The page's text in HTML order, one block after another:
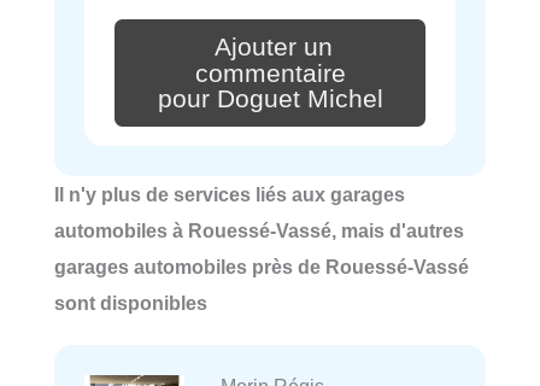
Ajouter un
commentaire
pour Doguet Michel
Il n'y plus de services liés aux garages
automobiles à Rouessé-Vassé, mais d'autres
garages automobiles près de Rouessé-Vassé
sont disponibles